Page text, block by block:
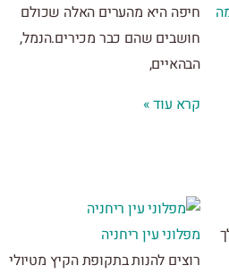
חיפה היא מהערים האלה שכולם
חושבים שהם כבר מכירים.הנמל,
הבהאיים,
קרא עוד »
מפלוני עין ריחניה
רוצים להנות בתקופת הקיץ מטיולי